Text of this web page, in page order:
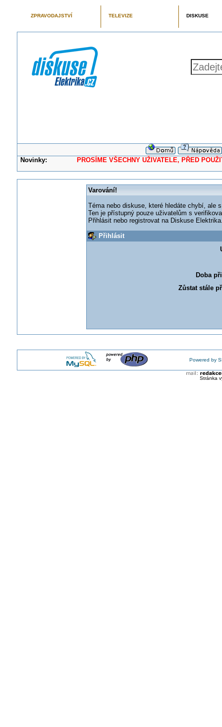
ZPRAVODAJSTVÍ TELEVIZE DISKUSE
Novinky: PROSÍME VŠECHNY UŽIVATELE, PŘED
Varování!
Téma nebo diskuse, které hledáte chybí, ale
Ten je přístupný pouze uživatelům s
Přihlásit nebo registrovat na Diskuse
Přihlásit
Doba
Zůstat stále
Powered by
Stránka